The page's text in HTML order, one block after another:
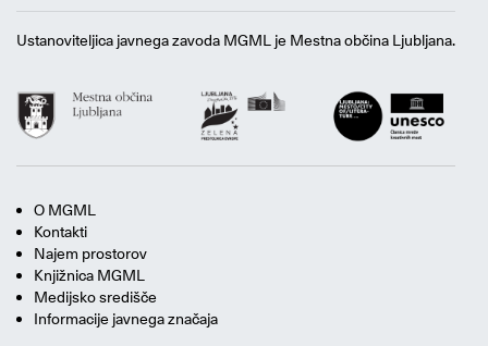
Ustanoviteljica javnega zavoda MGML je Mestna občina Ljubljana.
O MGML
Kontakti
Najem prostorov
Knjižnica MGML
Medijsko središče
Informacije javnega značaja